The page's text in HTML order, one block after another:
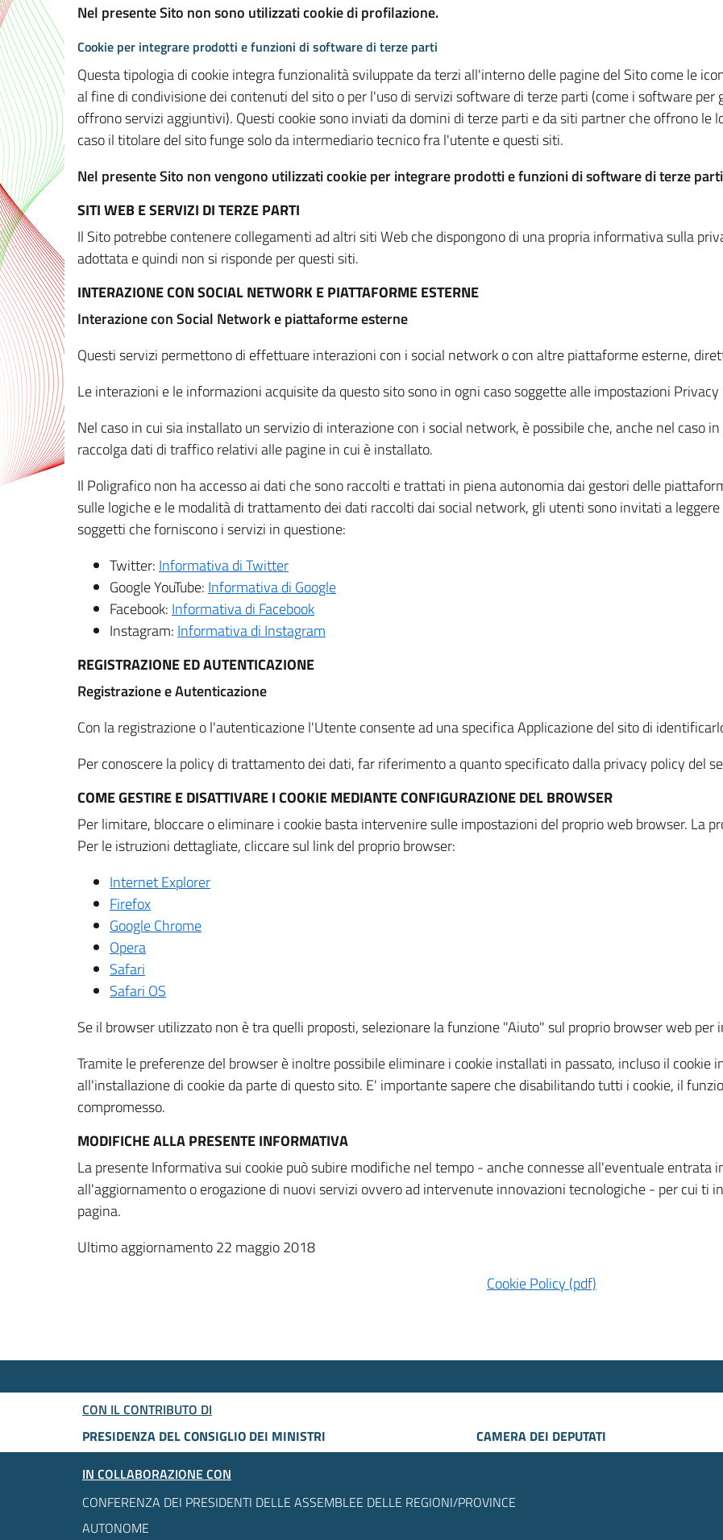
Nel presente Sito non sono utilizzati cookie di profilazione.
Cookie per integrare prodotti e funzioni di software di terze parti
Questa tipologia di cookie integra funzionalità sviluppate da terzi all'interno delle pagine del Sito come le
al fine di condivisione dei contenuti del sito o per l'uso di servizi software di terze parti (come i software
offrono servizi aggiuntivi). Questi cookie sono inviati da domini di terze parti e da siti partner che offrono le
caso il titolare del sito funge solo da intermediario tecnico fra l'utente e questi siti.
Nel presente Sito non vengono utilizzati cookie per integrare prodotti e funzioni di software di terze
SITI WEB E SERVIZI DI TERZE PARTI
Il Sito potrebbe contenere collegamenti ad altri siti Web che dispongono di una propria informativa sulla
adottata e quindi non si risponde per questi siti.
INTERAZIONE CON SOCIAL NETWORK E PIATTAFORME ESTERNE
Interazione con Social Network e piattaforme esterne
Questi servizi permettono di effettuare interazioni con i social network o con altre piattaforme esterne,
Le interazioni e le informazioni acquisite da questo sito sono in ogni caso soggette alle impostazioni
Nel caso in cui sia installato un servizio di interazione con i social network, è possibile che, anche nel caso
raccolga dati di traffico relativi alle pagine in cui è installato.
Il Poligrafico non ha accesso ai dati che sono raccolti e trattati in piena autonomia dai gestori delle
sulle logiche e le modalità di trattamento dei dati raccolti dai social network, gli utenti sono invitati a
soggetti che forniscono i servizi in questione:
Twitter: Informativa di Twitter
Google YouTube: Informativa di Google
Facebook: Informativa di Facebook
Instagram: Informativa di Instagram
REGISTRAZIONE ED AUTENTICAZIONE
Registrazione e Autenticazione
Con la registrazione o l'autenticazione l'Utente consente ad una specifica Applicazione del sito di
Per conoscere la policy di trattamento dei dati, far riferimento a quanto specificato dalla privacy policy del
COME GESTIRE E DISATTIVARE I COOKIE MEDIANTE CONFIGURAZIONE DEL BROWSER
Per limitare, bloccare o eliminare i cookie basta intervenire sulle impostazioni del proprio web browser. La
Per le istruzioni dettagliate, cliccare sul link del proprio browser:
Internet Explorer
Firefox
Google Chrome
Opera
Safari
Safari OS
Se il browser utilizzato non è tra quelli proposti, selezionare la funzione "Aiuto" sul proprio browser web per
Tramite le preferenze del browser è inoltre possibile eliminare i cookie installati in passato, incluso il
all'installazione di cookie da parte di questo sito. E' importante sapere che disabilitando tutti i cookie, il
compromesso.
MODIFICHE ALLA PRESENTE INFORMATIVA
La presente Informativa sui cookie può subire modifiche nel tempo - anche connesse all'eventuale entrata
all'aggiornamento o erogazione di nuovi servizi ovvero ad intervenute innovazioni tecnologiche - per cui ti
pagina.
Ultimo aggiornamento 22 maggio 2018
Cookie Policy (pdf)
CON IL CONTRIBUTO DI
PRESIDENZA DEL CONSIGLIO DEI MINISTRI
CAMERA DEI DEPUTATI
IN COLLABORAZIONE CON
CONFERENZA DEI PRESIDENTI DELLE ASSEMBLEE DELLE REGIONI/PROVINCE
AUTONOME